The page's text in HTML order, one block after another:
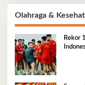
Olahraga &
Rekor